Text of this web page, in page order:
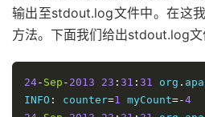
输出至stdout.log文件中。在这
方法。下面我们给出stdout.log文
24- Sep - 2013 23 : 31 : 31 org .
INFO : counter=1 myCount=-4